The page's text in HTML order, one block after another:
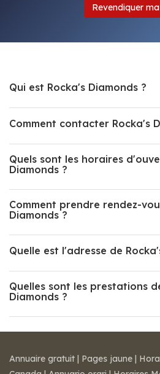
Revendiquer
Qui est Rocka's Diamonds ?
Comment contacter Rocka's
Quels sont les horaires
Diamonds ?
Comment prendre rendez-
Diamonds ?
Quelle est l'adresse de
Quelles sont les prestations
Diamonds ?
Annuaire gratuit | Pages jaune |